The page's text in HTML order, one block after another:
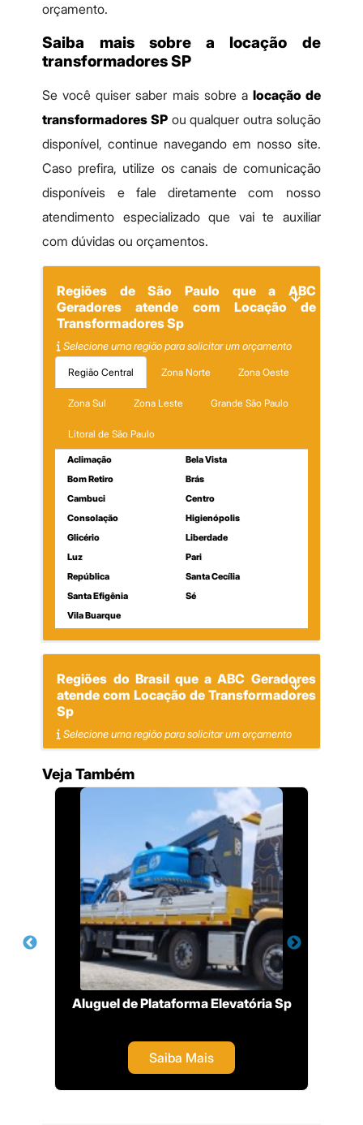
orçamento.
Saiba mais sobre a locação de
transformadores SP
Se você quiser saber mais sobre a locação de
transformadores SP ou qualquer outra solução
disponível, continue navegando em nosso site.
Caso prefira, utilize os canais de comunicação
disponíveis e fale diretamente com nosso
atendimento especializado que vai te auxiliar
com dúvidas ou orçamentos.
Regiões de São Paulo que a ABC
Geradores atende com Locação de
Transformadores Sp
Selecione uma região para solicitar um orçamento
Região Central Zona Norte Zona Oeste
Zona Sul Zona Leste Grande São Paulo
Litoral de São Paulo
Aclimação
Bela Vista
Bom Retiro
Brás
Cambuci
Centro
Consolação
Higienópolis
Glicério
Liberdade
Luz
Pari
República
Santa Cecília
Santa Efigênia
Sé
Vila Buarque
Regiões do Brasil que a ABC Geradores
atende com Locação de Transformadores
Sp
Selecione uma região para solicitar um orçamento
Veja Também
Aluguel de Plataforma Elevatória Sp
Saiba Mais